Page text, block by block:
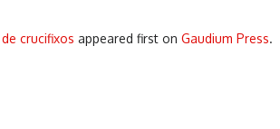
crucifixos appeared first on Gaudium Press.